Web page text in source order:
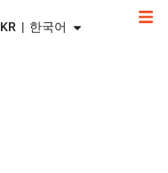
KR | 한국어